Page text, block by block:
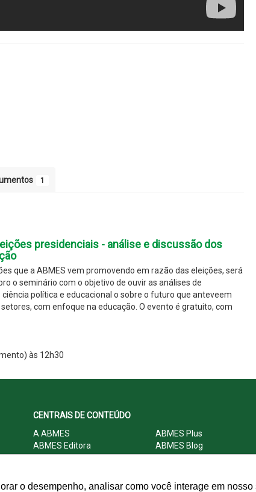
o desempenho, analisar como você interage em
1
presidenciais - análise e discussão dos
que a ABMES vem promovendo em razão das eleições, será
o seminário com o objetivo de ouvir as análises de
política e educacional o sobre o futuro que anteveem
com enfoque na educação. O evento é gratuito, com
às 12h30
CENTRAIS DE CONTEÚDO
A ABMES
ABMES Plus
ABMES Editora
ABMES Blog
ABMES LInC
Legislação
Central do Associado ABMES
Contato